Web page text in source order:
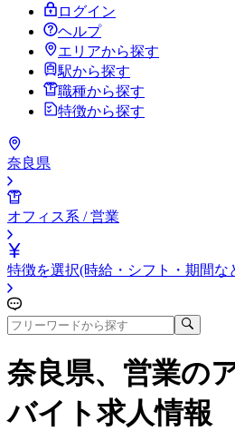
ログイン
ヘルプ
エリアから探す
駅から探す
職種から探す
特徴から探す
奈良県
オフィス系 / 営業
特徴を選択(時給・シフト・期間な
奈良県、営業の
バイト求人情報